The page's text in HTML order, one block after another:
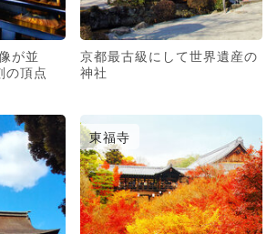
が並
の頂点
京都最古級にして世界遺産の
神社
東福寺